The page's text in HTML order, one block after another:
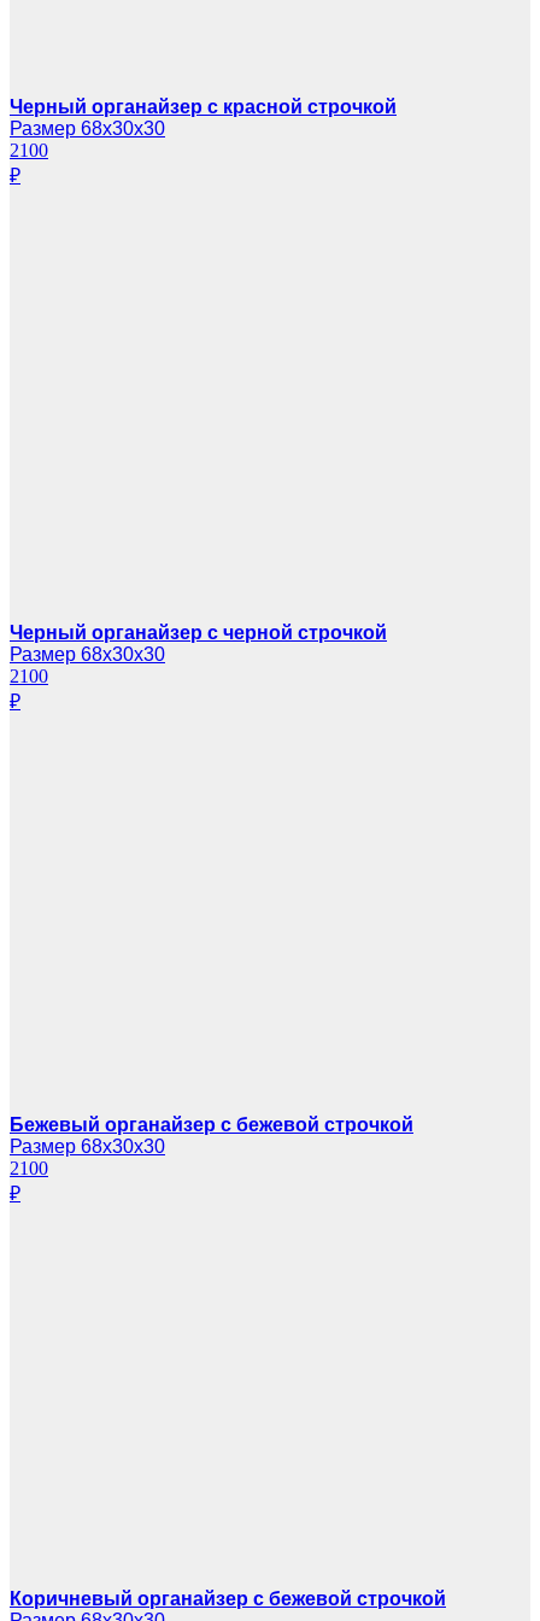
Черный органайзер с красной строчкой
Размер 68х30х30
2100
₽
Черный органайзер с черной строчкой
Размер 68х30х30
2100
₽
Бежевый органайзер с бежевой строчкой
Размер 68х30х30
2100
₽
Коричневый органайзер с бежевой строчкой